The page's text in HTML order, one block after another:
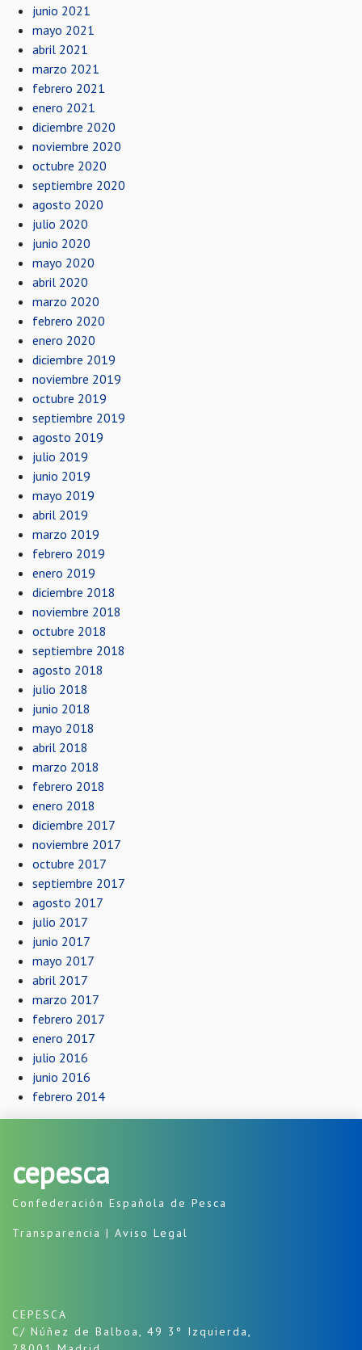
junio 2021
mayo 2021
abril 2021
marzo 2021
febrero 2021
enero 2021
diciembre 2020
noviembre 2020
octubre 2020
septiembre 2020
agosto 2020
julio 2020
junio 2020
mayo 2020
abril 2020
marzo 2020
febrero 2020
enero 2020
diciembre 2019
noviembre 2019
octubre 2019
septiembre 2019
agosto 2019
julio 2019
junio 2019
mayo 2019
abril 2019
marzo 2019
febrero 2019
enero 2019
diciembre 2018
noviembre 2018
octubre 2018
septiembre 2018
agosto 2018
julio 2018
junio 2018
mayo 2018
abril 2018
marzo 2018
febrero 2018
enero 2018
diciembre 2017
noviembre 2017
octubre 2017
septiembre 2017
agosto 2017
julio 2017
junio 2017
mayo 2017
abril 2017
marzo 2017
febrero 2017
enero 2017
julio 2016
junio 2016
febrero 2014
cepesca
Confederación Española de Pesca
Transparencia | Aviso Legal
CEPESCA
C/ Núñez de Balboa, 49 3º Izquierda,